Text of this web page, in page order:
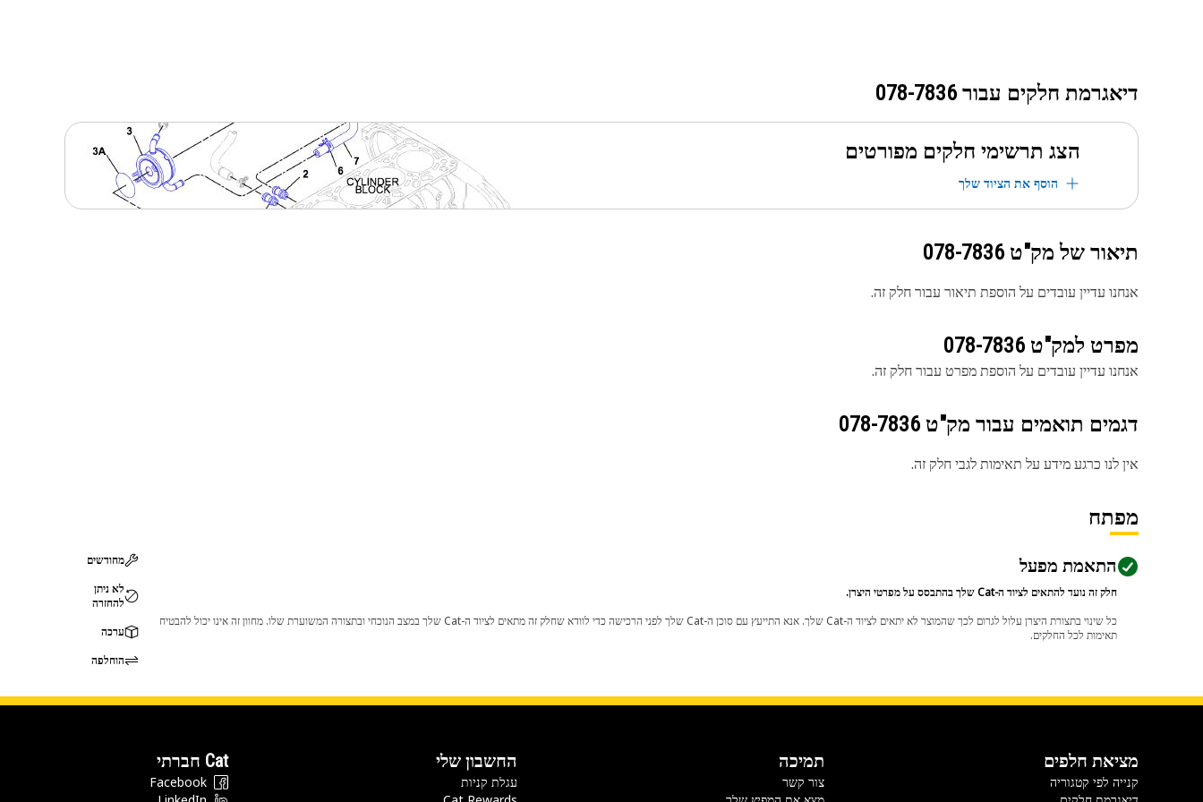
דיאגרמת חלקים עבור 078-7836
הצג תרשימי חלקים מפורטים
הוסף את הציוד שלך
תיאור של מק"ט 078-7836
אנחנו עדיין עובדים על הוספת תיאור עבור חלק זה.
מפרט למק"ט 078-7836
אנחנו עדיין עובדים על הוספת מפרט עבור חלק זה.
דגמים תואמים עבור מק"ט 078-7836
אין לנו כרגע מידע על תאימות לגבי חלק זה.
מפתח
התאמת מפעל
חלק זה נועד להתאים לציוד ה-Cat שלך בהתבסס על מפרטי היצרן.
כל שינוי בתצורת היצרן עלול לגרום לכך שהמוצר לא יתאים לציוד ה-Cat שלך. אנא התייעץ עם סוכן ה-Cat שלך לפני הרכישה כדי לוודא שחלק זה מתאים לציוד ה-Cat שלך במצב הנוכחי ובתצורה המשוערת שלו. מחוון זה אינו יכול להבטיח
תאימות לכל החלקים.
מחודשים
לא ניתן
להחזרה
ערכה
הוחלפה
מציאת חלפים
קנייה לפי קטגוריה
תמיכה
צור קשר
החשבון שלי
עגלת קניות
Cat חברתי
Facebook